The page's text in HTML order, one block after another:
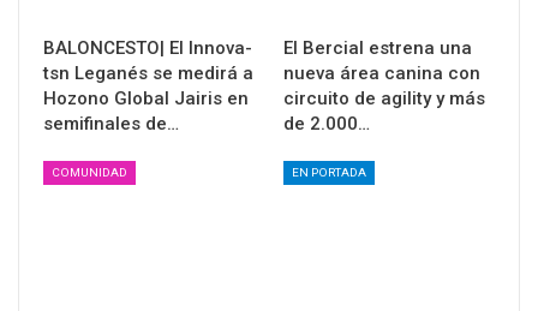
BALONCESTO| El Innova-
tsn Leganés se medirá a
Hozono Global Jairis en
semifinales de…
El Bercial estrena una
nueva área canina con
circuito de agility y más
de 2.000…
COMUNIDAD EN PORTADA